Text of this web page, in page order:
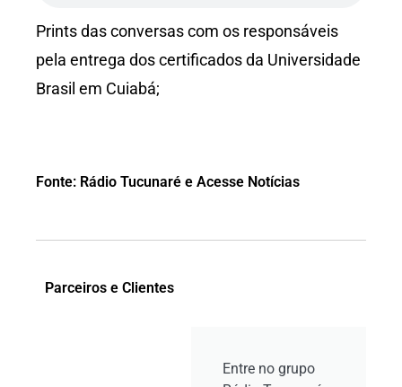
Prints das conversas com os responsáveis
pela entrega dos certificados da Universidade
Brasil em Cuiabá;
Fonte: Rádio Tucunaré e Acesse Notícias
Parceiros e Clientes
Entre no grupo